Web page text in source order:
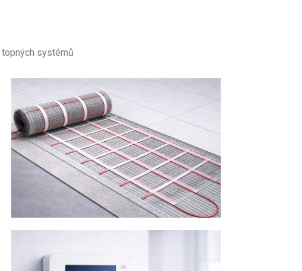
topných systémů